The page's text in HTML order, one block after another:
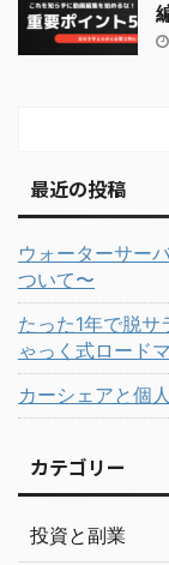
最近の投稿
ウォーターサー
ついて〜
たった1年で脱
ゃっく式ロード
カーシェアと個
カテゴリー
投資と副業